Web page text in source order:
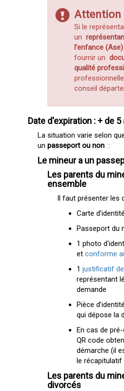
Attention
Si le
un
l’enfance (Ase)
fournir un
qualité
conseil
Date d'expiration : + de 5
La situation varie selon
unpasseport ou non :
Le mineur a un
Les parents du
ensemble
Il faut présenter
Carte
Passeport du
1 photo
etconforme
1justificatif
représentant
demande
Pièce
qui dépose la
En cas de
QR code
démarche (il
le
Les parents du
divorcés